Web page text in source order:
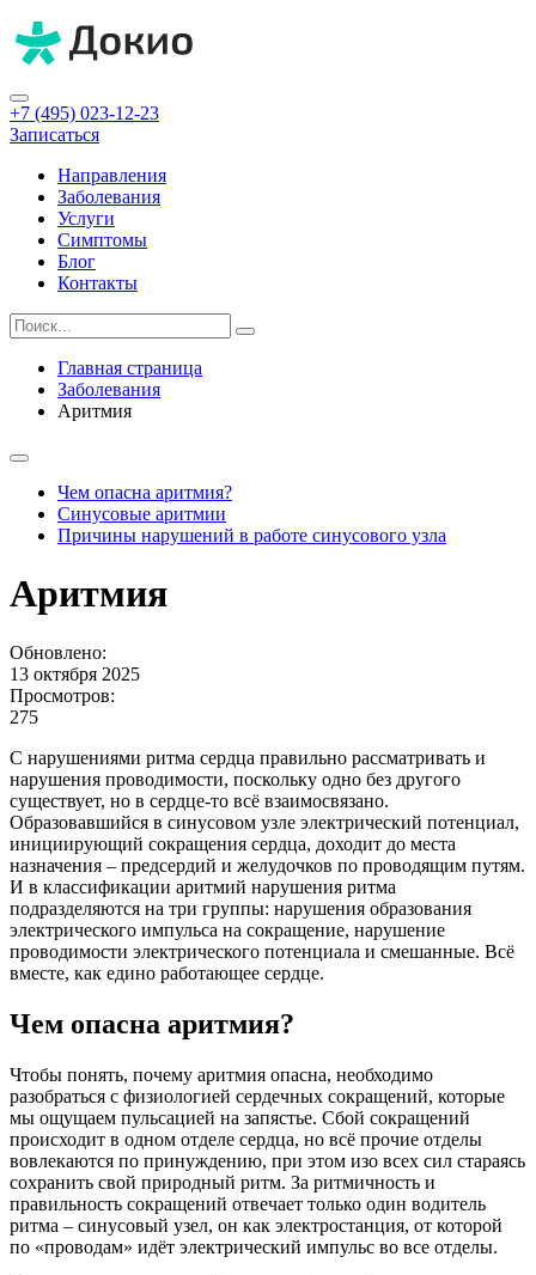
+7 (495) 023-12-23
Записаться
Направления
Заболевания
Услуги
Симптомы
Блог
Контакты
Главная страница
Заболевания
Аритмия
Чем опасна аритмия?
Синусовые аритмии
Причины нарушений в работе синусового узла
Аритмия
Обновлено:
13 октября 2025
Просмотров:
275
С нарушениями ритма сердца правильно рассматривать и
нарушения проводимости, поскольку одно без другого
существует, но в сердце-то всё взаимосвязано.
Образовавшийся в синусовом узле электрический потенциал,
инициирующий сокращения сердца, доходит до места
назначения – предсердий и желудочков по проводящим путям.
И в классификации аритмий нарушения ритма
подразделяются на три группы: нарушения образования
электрического импульса на сокращение, нарушение
проводимости электрического потенциала и смешанные. Всё
вместе, как едино работающее сердце.
Чем опасна аритмия?
Чтобы понять, почему аритмия опасна, необходимо
разобраться с физиологией сердечных сокращений, которые
мы ощущаем пульсацией на запястье. Сбой сокращений
происходит в одном отделе сердца, но всё прочие отделы
вовлекаются по принуждению, при этом изо всех сил стараясь
сохранить свой природный ритм. За ритмичность и
правильность сокращений отвечает только один водитель
ритма – синусовый узел, он как электростанция, от которой
по «проводам» идёт электрический импульс во все отделы.